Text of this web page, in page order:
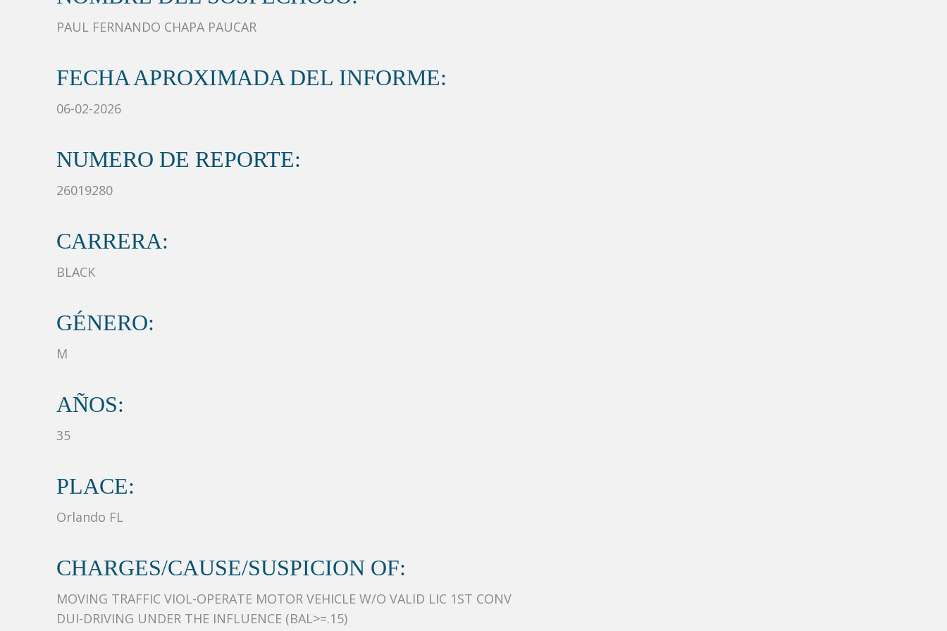
PAUL FERNANDO CHAPA PAUCAR
FECHA APROXIMADA DEL INFORME:
06-02-2026
NUMERO DE REPORTE:
26019280
CARRERA:
BLACK
GÉNERO:
M
AÑOS:
35
PLACE:
Orlando FL
CHARGES/CAUSE/SUSPICION OF:
MOVING TRAFFIC VIOL-OPERATE MOTOR VEHICLE W/O VALID LIC 1ST CONV
DUI-DRIVING UNDER THE INFLUENCE (BAL>=.15)